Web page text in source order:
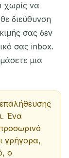
χωρίς να
διεύθυνση
σας δεν
σας inbox.
μια
Ένα
γρήγορα,
ο